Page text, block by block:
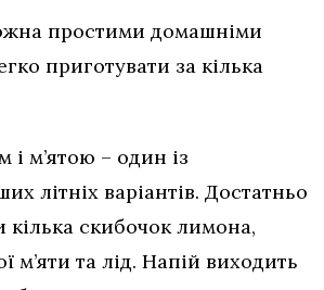
простими домашніми
приготувати за кілька
м’ятою – один із
літніх варіантів. Достатньо
кілька скибочок лимона,
м’яти та лід. Напій виходить